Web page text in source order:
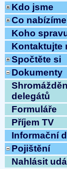
Kdo jsme
Co nabízíme
Koho
Kontaktujte
Spočtěte si
Dokumenty
delegátů
Formuláře
Příjem TV
Informační
Pojištění
Nahlásit